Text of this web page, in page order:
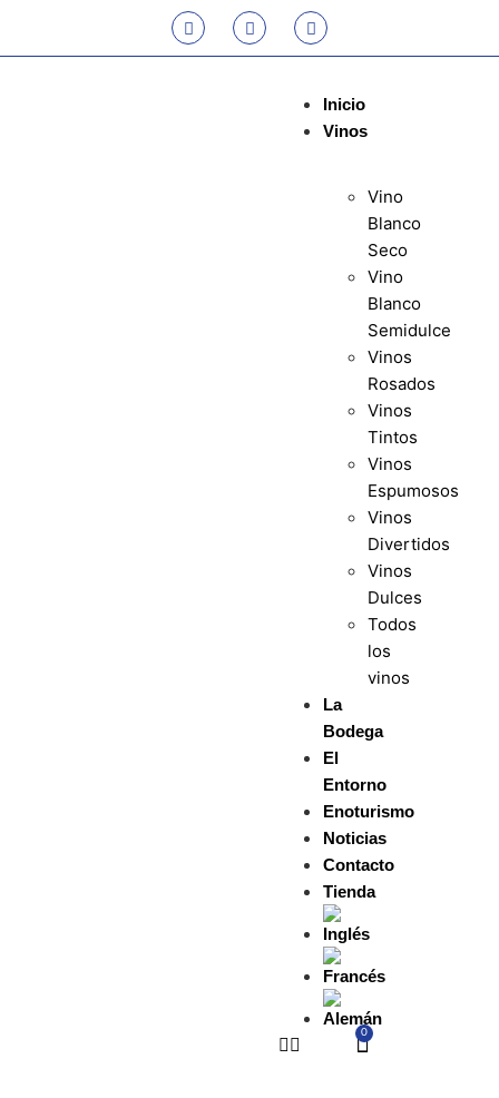
Inicio
Vinos
Vino
Blanco
Seco
Vino
Blanco
Semidulce
Vinos
Rosados
Vinos
Tintos
Vinos
Espumosos
Vinos
Divertidos
Vinos
Dulces
Todos
los
vinos
La
Bodega
El
Entorno
Enoturismo
Noticias
Contacto
Tienda
0